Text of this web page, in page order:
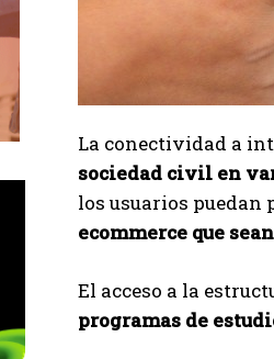
La conectividad a
sociedad civil en
los usuarios
ecommerce que
El acceso a la
programas de